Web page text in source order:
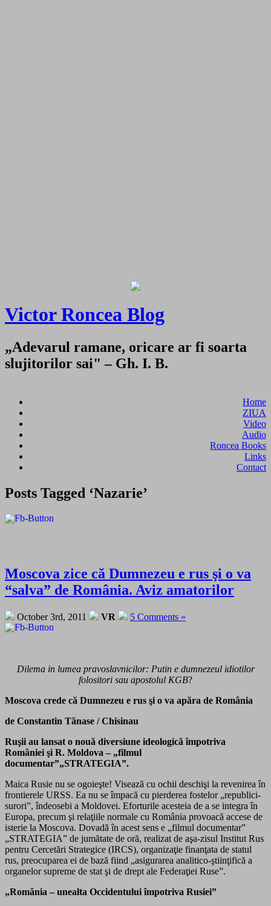
Victor Roncea Blog
„Adevarul ramane, oricare ar fi soarta
slujitorilor sai" – Gh. I. B.
Home
ZIUA
Video
Audio
Roncea Books
Links
Contact
Posts Tagged ‘Nazarie’
Moscova zice că Dumnezeu e rus şi o va
“salva” de România. Aviz amatorilor
October 3rd, 2011 VR 5 Comments »
Dilema in lumea pravoslavnicilor: Putin e dumnezeul idiotilor
folositori sau apostolul KGB?
Moscova crede că Dumnezeu e rus şi o va apăra de România
de Constantin Tănase / Chisinau
Ruşii au lansat o nouă diversiune ideologică împotriva
României şi R. Moldova – „filmul
documentar”„STRATEGIA”.
Maica Rusie nu se ogoieşte! Visează cu ochii deschişi la revenirea în
frontierele URSS. Ea nu se împacă cu pierderea fostelor „republici-
surori”, îndeosebi a Moldovei. Eforturile acesteia de a se integra în
Europa, precum şi relaţiile normale cu România provoacă accese de
isterie la Moscova. Dovadă în acest sens e „filmul documentar”
„STRATEGIA” de jumătate de oră, realizat de aşa-zisul Institut Rus
pentru Cercetări Strategice (IRCS), organizaţie finanţata de statul
rus, preocuparea ei de bază fiind „asigurarea analitico-ştiinţifică a
organelor supreme de stat şi de drept ale Federaţiei Ruse”.
„România – unealta Occidentului împotriva Rusiei”